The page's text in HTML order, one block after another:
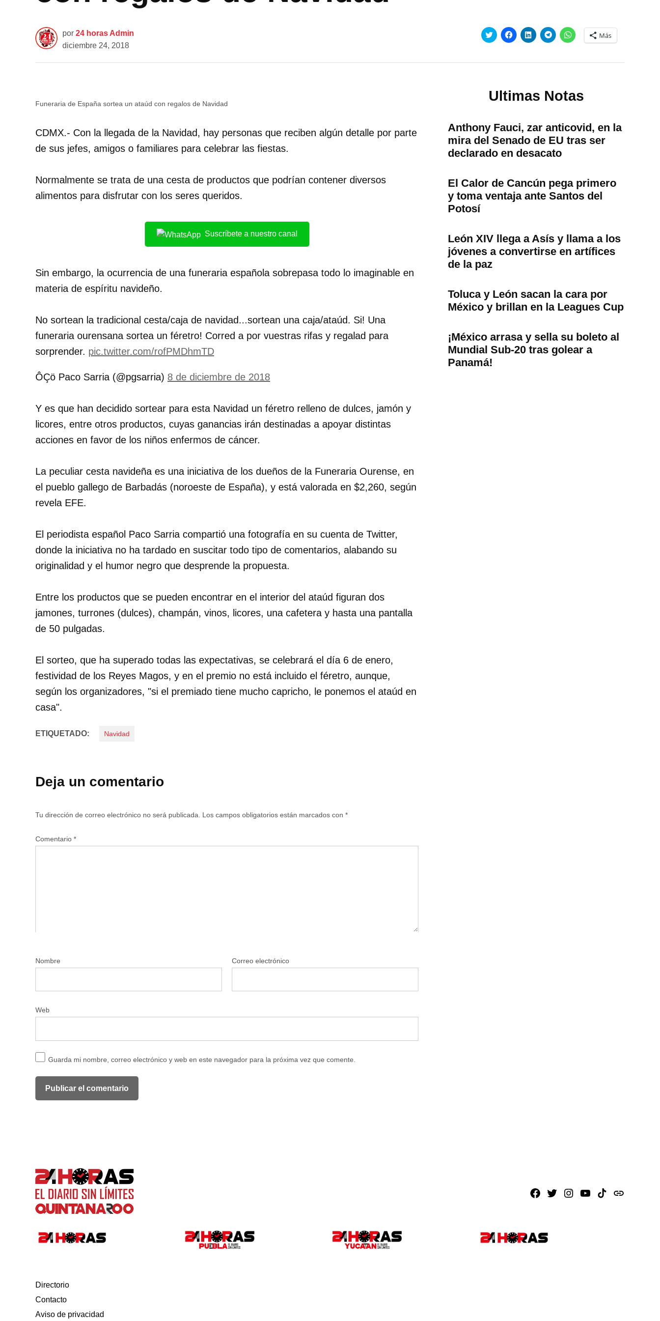
por 24 horas Admin
diciembre 24, 2018
Haz
clic
Twitter
una
ventana
Haz
clic
Facebook
una
ventana
Haz
clic
LinkedIn
una
ventana
Haz
clic
Telegram
una
ventana
Haz
clic
WhatsApp
una
ventana
Más
Funeraria de España sortea un ataúd con regalos de Navidad
CDMX.- Con la llegada de la Navidad, hay personas que reciben algún detalle por parte
de sus jefes, amigos o familiares para celebrar las fiestas.
Normalmente se trata de una cesta de productos que podrían contener diversos
alimentos para disfrutar con los seres queridos.
Suscríbete a nuestro canal
Sin embargo, la ocurrencia de una funeraria española sobrepasa todo lo imaginable en
materia de espíritu navideño.
No sortean la tradicional cesta/caja de navidad...sortean una caja/ataúd. Si! Una
funeraria ourensana sortea un féretro! Corred a por vuestras rifas y regalad para
sorprender. pic.twitter.com/rofPMDhmTD
ÔÇö Paco Sarria (@pgsarria) 8 de diciembre de 2018
Y es que han decidido sortear para esta Navidad un féretro relleno de dulces, jamón y
licores, entre otros productos, cuyas ganancias irán destinadas a apoyar distintas
acciones en favor de los niños enfermos de cáncer.
La peculiar cesta navideña es una iniciativa de los dueños de la Funeraria Ourense, en
el pueblo gallego de Barbadás (noroeste de España), y está valorada en $2,260, según
revela EFE.
El periodista español Paco Sarria compartió una fotografía en su cuenta de Twitter,
donde la iniciativa no ha tardado en suscitar todo tipo de comentarios, alabando su
originalidad y el humor negro que desprende la propuesta.
Entre los productos que se pueden encontrar en el interior del ataúd figuran dos
jamones, turrones (dulces), champán, vinos, licores, una cafetera y hasta una pantalla
de 50 pulgadas.
El sorteo, que ha superado todas las expectativas, se celebrará el día 6 de enero,
festividad de los Reyes Magos, y en el premio no está incluido el féretro, aunque,
según los organizadores, "si el premiado tiene mucho capricho, le ponemos el ataúd en
casa".
ETIQUETADO: Navidad
Deja un comentario
Tu dirección de correo electrónico no será publicada. Los campos obligatorios están marcados con *
Comentario *
Nombre Correo electrónico
Web
Guarda mi nombre, correo electrónico y web en este navegador para la próxima vez que comente.
Ultimas Notas
Anthony Fauci, zar anticovid, en la
mira del Senado de EU tras ser
declarado en desacato
El Calor de Cancún pega primero
y toma ventaja ante Santos del
Potosí
León XIV llega a Asís y llama a los
jóvenes a convertirse en artífices
de la paz
Toluca y León sacan la cara por
México y brillan en la Leagues Cup
¡México arrasa y sella su boleto al
Mundial Sub-20 tras golear a
Panamá!
Facebook
X Instagram
Youtube
TikTok
issuu
Directorio
Contacto
Aviso de privacidad